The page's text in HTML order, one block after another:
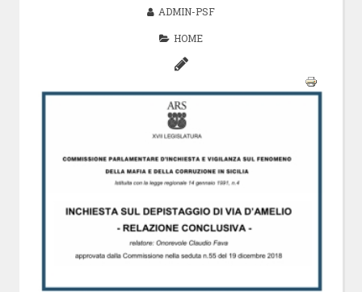
ADMIN-PSF
HOME